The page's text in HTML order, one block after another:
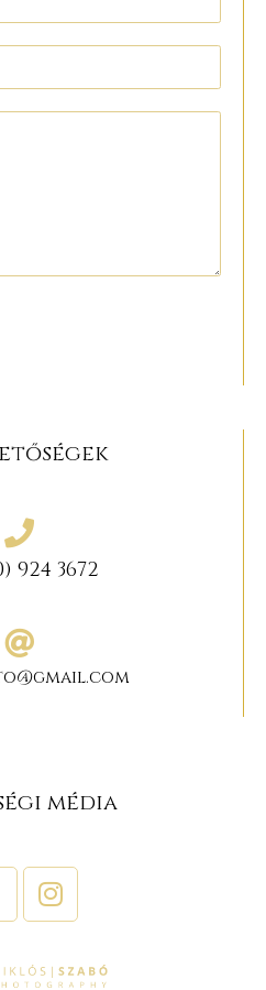
924 3672
média